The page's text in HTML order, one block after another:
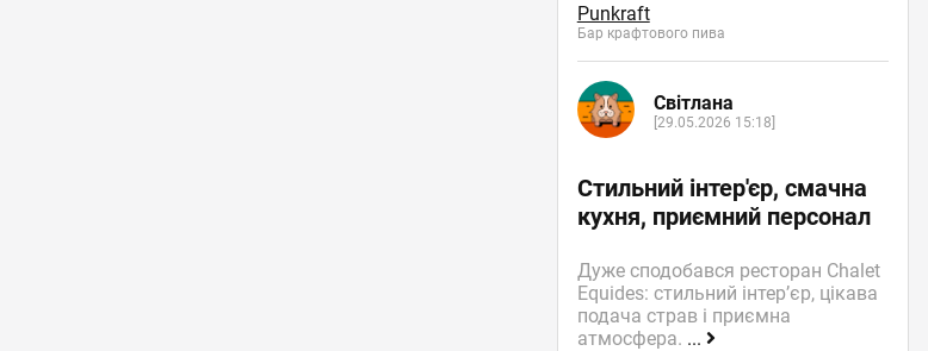
Punkraft
Бар крафтового пива
Світлана
[29.05.2026 15:18]
Стильний інтер'єр, смачна
кухня, приємний персонал
Дуже сподобався ресторан Chalet
Equides: стильний інтер’єр, цікава
подача страв і приємна
атмосфера. ...